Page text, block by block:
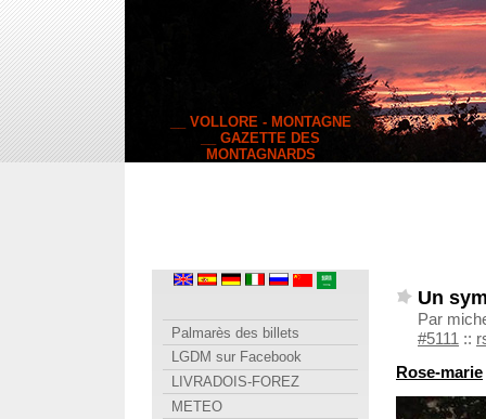
__ VOLLORE - MONTAGNE
__ GAZETTE DES
MONTAGNARDS
Un
Par
#5111 ::
Rose-marie
Palmarès des billets
LGDM sur Facebook
LIVRADOIS-FOREZ
METEO